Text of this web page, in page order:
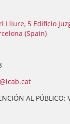
Lliure, 5 Edificio
(Spain)
AL